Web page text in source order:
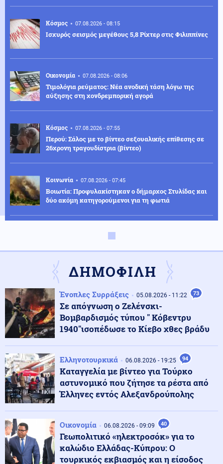
Κόσμος 07.08.2026 - 08:15
Ισχυρός σεισμός μεγέθους 5,8 Ρίχτερ στις Φιλιππίνες
Οικονομία 07.08.2026 - 08:06
Τιμολόγια ρεύματος: Νέα ανοδική τάση λόγω της
αύξησης στη χονδρεμπορική αγορά
Κόσμος 07.08.2026 - 07:55
Περού: Σάλος με το βίντεο σεξουαλικής επίθεσης σε
26χρονη τραγουδίστρια (βίντεο)
Κοινωνία 07.08.2026 - 07:45
Βοιωτία: Προφυλακίστηκαν ο δήμαρχος Στυλίδας και
δύο ακόμη κατηγορούμενοι για τη φωτιά
07.08.2026 - 07:45
και αυτοκτόνησε – Υπάρχουν νεκροί και τραυματίες
Οικονομία
Το τέλος των μνημονίων: Η Ευρώπη αποσύρει την
εποπτεία και ελευθερώνει τον εθνικό σχεδιασμό για
την οικονομία
Κοινωνία
Υψηλός κίνδυνος πυρκαγιάς σήμερα σε Αττική, Κρήτη,
Πελοπόννησο, Εύβοια και νησιά του Αιγαίου
Μέση Ανατολή 07.08.2026 - 07:32
Το Ιράν κλείνει τα Στενά για ΗΠΑ και Ισραήλ – Στην
απόλυτη «παγίδα» του πολέμου ο Τραμπ
Κοινωνία 07.08.2026 - 07:26
«Κρανίου τόπος» το Πόρτο Γερμενό: 84 σπίτια στον
ΔΗΜΟΦΙΛΗ
Ένοπλες Συρράξεις 05.08.2026 - 11:22 73
Σε απόγνωση ο Ζελένσκι-
Βομβαρδισμός τύπου " Κόβεντρυ
1940"ισοπέδωσε το Κίεβο χθες βράδυ
Ελληνοτουρκικά 06.08.2026 - 19:25 94
Καταγγελία με βίντεο για Τούρκο
αστυνομικό που ζήτησε τα ρέστα από
Έλληνες εντός Αλεξανδρούπολης
Οικονομία 06.08.2026 - 09:09 40
Γεωπολιτικό «ηλεκτροσόκ» για το
καλώδιο Ελλάδας-Κύπρου: Ο
τουρκικός εκβιασμός και η είσοδος